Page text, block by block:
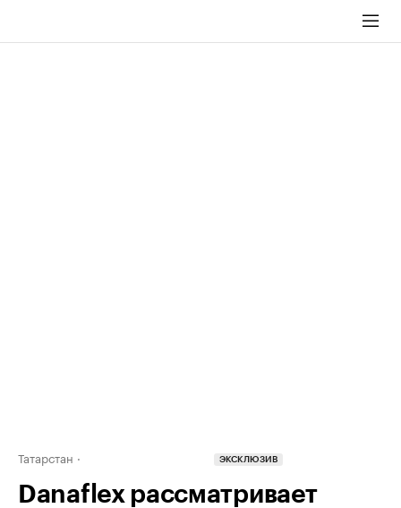
Татарстан ЭКСКЛЮЗИВ
Danaflex рассматривает